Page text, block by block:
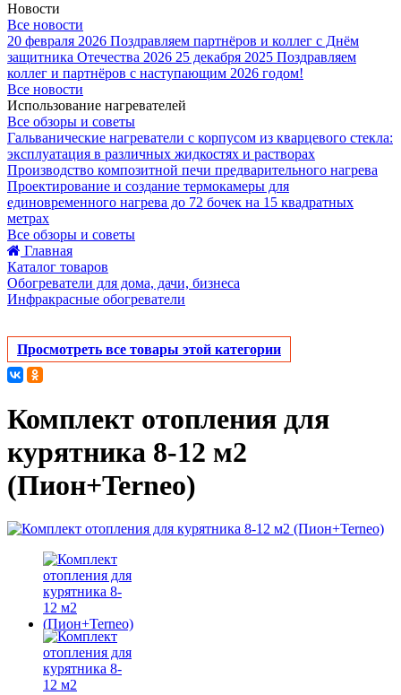
Новости
Все новости
20 февраля 2026 Поздравляем партнёров и коллег с Днём
защитника Отечества 2026 25 декабря 2025 Поздравляем
коллег и партнёров с наступающим 2026 годом!
Все новости
Использование нагревателей
Все обзоры и советы
Гальванические нагреватели с корпусом из кварцевого стекла:
эксплуатация в различных жидкостях и растворах
Производство композитной печи предварительного нагрева
Проектирование и создание термокамеры для
единовременного нагрева до 72 бочек на 15 квадратных
метрах
Все обзоры и советы
Главная
Каталог товаров
Обогреватели для дома, дачи, бизнеса
Инфракрасные обогреватели
Просмотреть все товары этой категории
Комплект отопления для
курятника 8-12 м2
(Пион+Terneo)